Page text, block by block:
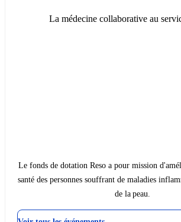
La médecine collaborative au
Le fonds de dotation Reso a pour mission
santé des personnes souffrant de maladies
de la peau.